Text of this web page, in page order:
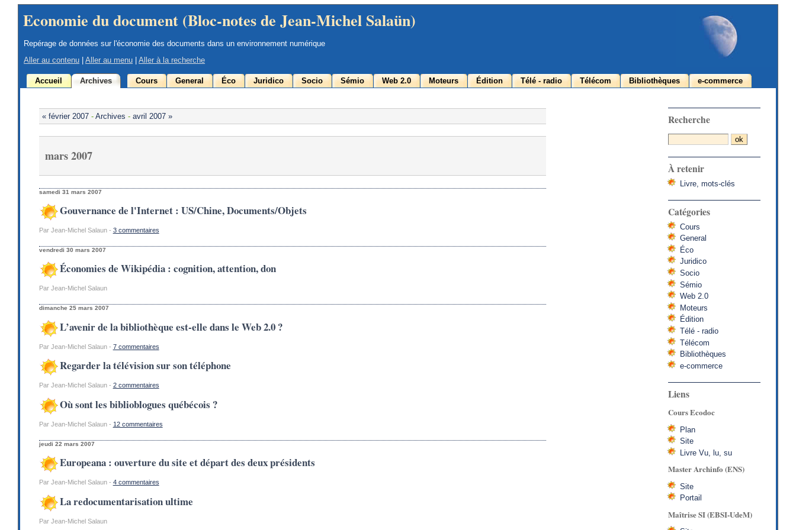
Economie du document (Bloc-notes de Jean-Michel Salaün)
Repérage de données sur l'économie des documents dans un environnement numérique
Aller au contenu |Aller au menu |Aller à la recherche
Accueil Archives Cours General Éco Juridico Socio Sémio Web 2.0 Moteurs Édition Télé - radio Télécom Bibliothèques e-commerce
« février 2007- Archives - avril 2007 »
mars 2007
samedi 31 mars 2007
Gouvernance de l'Internet : US/Chine, Documents/Objets
Par Jean-Michel Salaun - 3 commentaires
vendredi 30 mars 2007
Économies de Wikipédia : cognition, attention, don
Par Jean-Michel Salaun
dimanche 25 mars 2007
L’avenir de la bibliothèque est-elle dans le Web 2.0 ?
Par Jean-Michel Salaun - 7 commentaires
Regarder la télévision sur son téléphone
Par Jean-Michel Salaun - 2 commentaires
Où sont les biblioblogues québécois ?
Par Jean-Michel Salaun - 12 commentaires
jeudi 22 mars 2007
Europeana : ouverture du site et départ des deux présidents
Par Jean-Michel Salaun - 4 commentaires
La redocumentarisation ultime
Par Jean-Michel Salaun
Recherche
À retenir
Livre, mots-clés
Catégories
Cours
General
Éco
Juridico
Socio
Sémio
Web 2.0
Moteurs
Édition
Télé - radio
Télécom
Bibliothèques
e-commerce
Liens
Cours Ecodoc
Plan
Site
Livre Vu, lu, su
Master Archinfo (ENS)
Site
Portail
Maîtrise SI (EBSI-UdeM)